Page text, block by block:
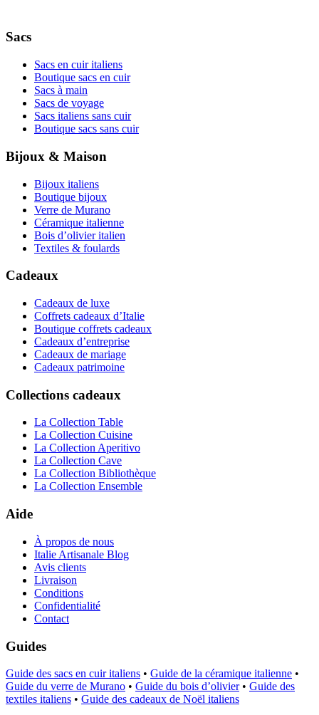
Sacs
Sacs en cuir italiens
Boutique sacs en cuir
Sacs à main
Sacs de voyage
Sacs italiens sans cuir
Boutique sacs sans cuir
Bijoux & Maison
Bijoux italiens
Boutique bijoux
Verre de Murano
Céramique italienne
Bois d’olivier italien
Textiles & foulards
Cadeaux
Cadeaux de luxe
Coffrets cadeaux d’Italie
Boutique coffrets cadeaux
Cadeaux d’entreprise
Cadeaux de mariage
Cadeaux patrimoine
Collections cadeaux
La Collection Table
La Collection Cuisine
La Collection Aperitivo
La Collection Cave
La Collection Bibliothèque
La Collection Ensemble
Aide
À propos de nous
Italie Artisanale Blog
Avis clients
Livraison
Conditions
Confidentialité
Contact
Guides
Guide des sacs en cuir italiens • Guide de la céramique italienne •
Guide du verre de Murano • Guide du bois d’olivier • Guide des
textiles italiens • Guide des cadeaux de Noël italiens